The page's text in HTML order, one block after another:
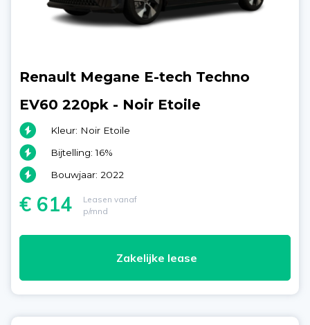
Renault Megane E-tech Techno
EV60 220pk - Noir Etoile
Kleur: Noir Etoile
Bijtelling: 16%
Bouwjaar: 2022
€ 614
Leasen vanaf
p/mnd
Zakelijke lease